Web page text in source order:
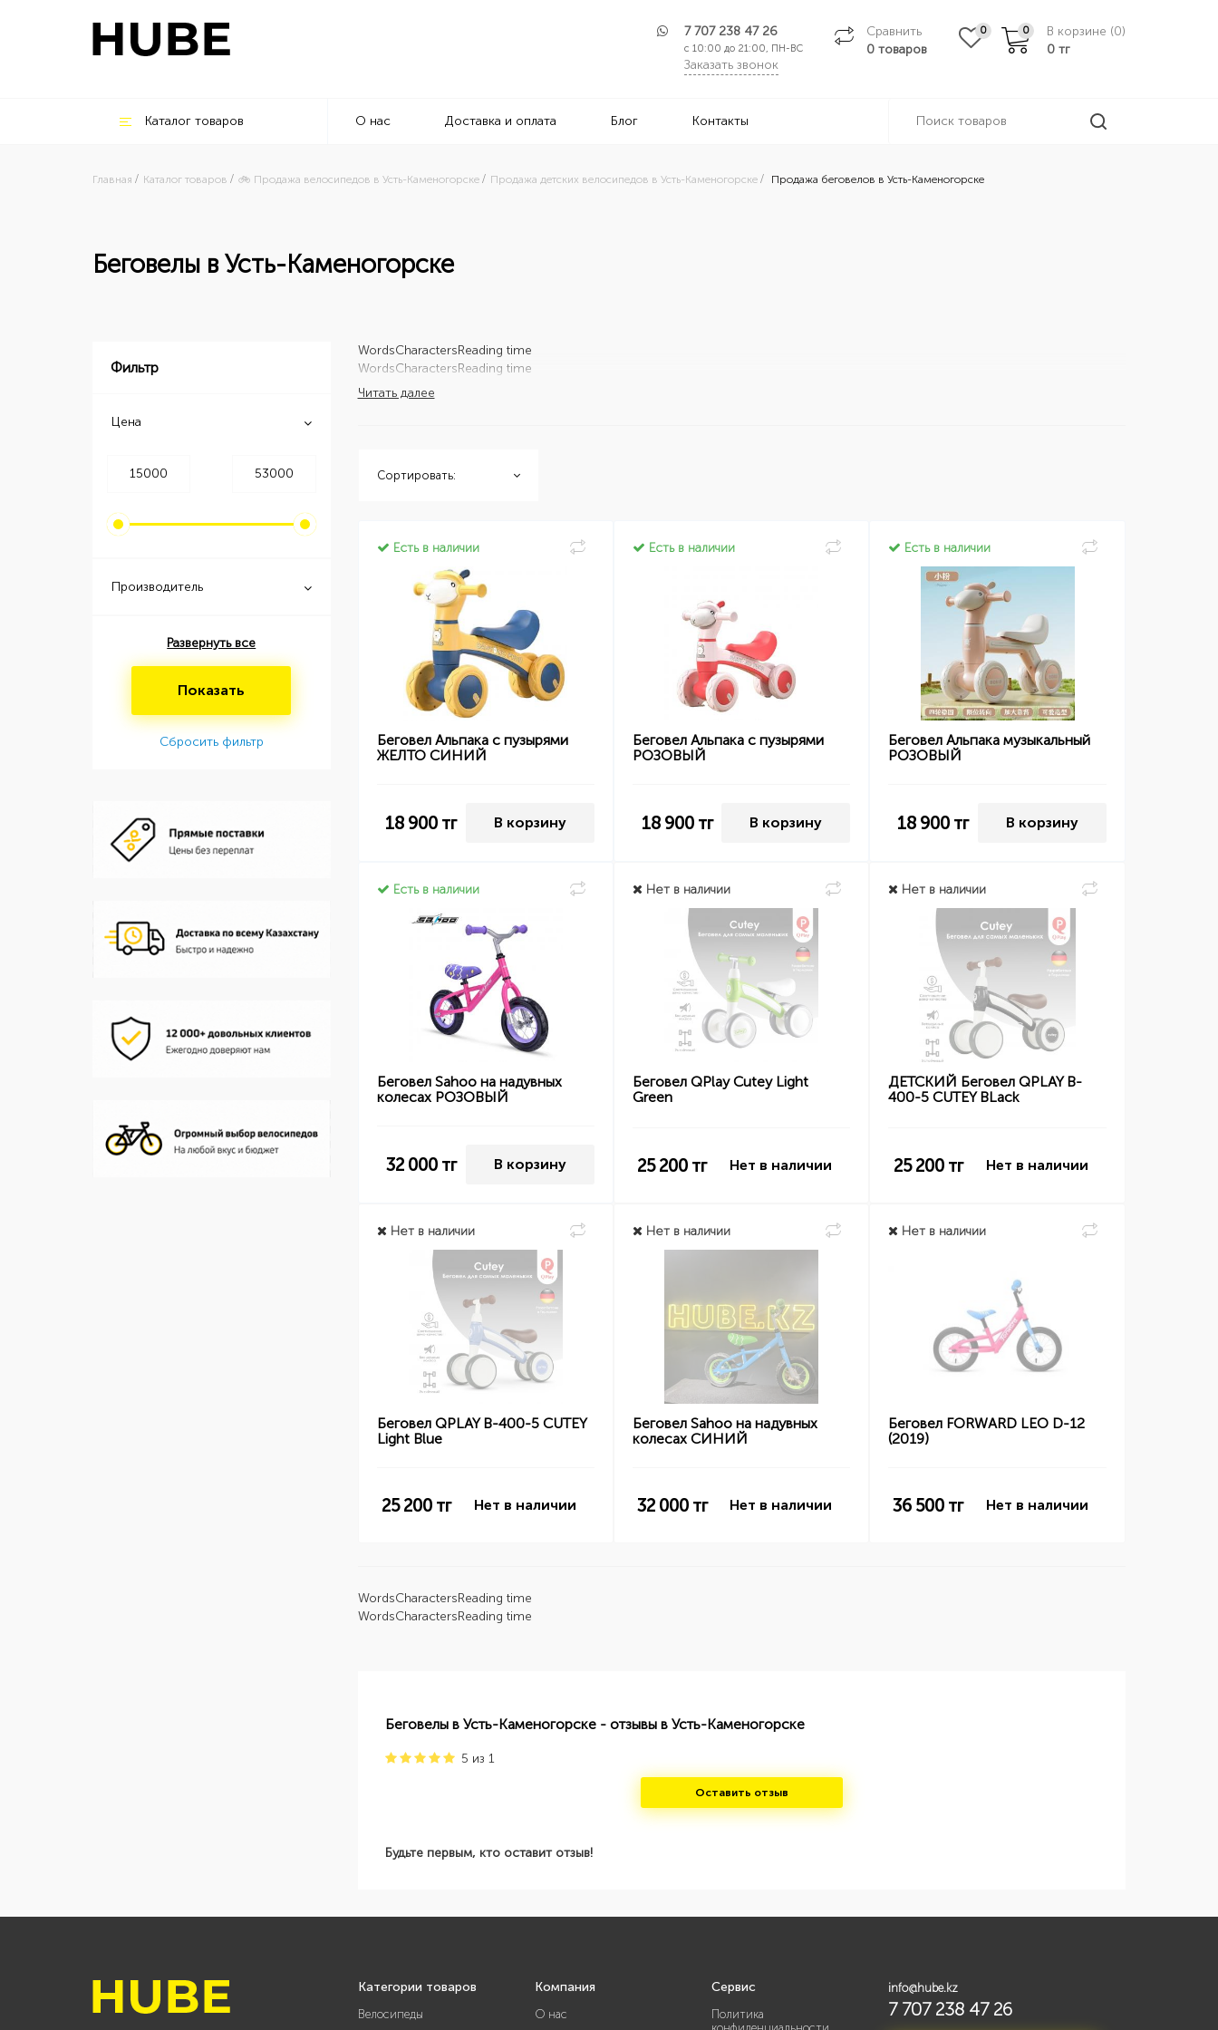
7 707 238 47 26
с 10:00 до 21:00, ПН-ВС
Заказать звонок
Сравнить
0 товаров
0 0 В корзине (0)
0 тг
Каталог товаров О нас Доставка и оплата Блог Контакты
Главная Каталог товаров 🚲 Продажа велосипедов в Усть-Каменогорске Продажа детских велосипедов в Усть-Каменогорске Продажа беговелов в Усть-Каменогорске
Беговелы в Усть-Каменогорске
Фильтр
Цена
Производитель
Развернуть все
Показать
Сбросить фильтр
WordsCharactersReading time
WordsCharactersReading time
Читать далее
Сортировать:
Есть в наличии
Беговел Альпака с пузырями
ЖЕЛТО СИНИЙ
18 900 тг В корзину
Есть в наличии
Беговел Альпака с пузырями
РОЗОВЫЙ
18 900тг В корзину
Есть в наличии
Беговел Альпака музыкальный
РОЗОВЫЙ
18 900 тг В корзину
Есть в наличии
Беговел Sahoo на надувных
колесах РОЗОВЫЙ
32 000тг В корзину
Нет в наличии
Беговел QPlay Cutey Light
Green
25 200 тг Нет в наличии
Нет в наличии
ДЕТСКИЙ Беговел QPLAY B-
400-5 CUTEY BLack
25 200тг Нет в наличии
Нет в наличии
Беговел QPLAY B-400-5 CUTEY
Light Blue
25 200тг Нет в наличии
Нет в наличии
Беговел Sahoo на надувных
колесах СИНИЙ
32 000тг Нет в наличии
Нет в наличии
Беговел FORWARD LEO D-12
(2019)
36 500 тг Нет в наличии
WordsCharactersReading time
WordsCharactersReading time
Беговелы в Усть-Каменогорске - отзывы в Усть-Каменогорске
5 из 1
Оставить отзыв
Будьте первым, кто оставит отзыв!
Категории товаров
Велосипеды
Компания
О нас
Сервис
Политика
info@hube.kz
7 707 238 47 26